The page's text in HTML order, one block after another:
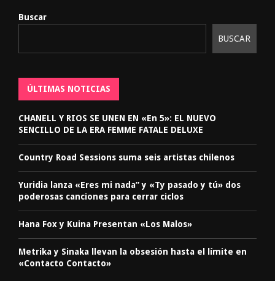
Buscar
BUSCAR
ÚLTIMAS NOTICIAS
CHANELL Y RIOS SE UNEN EN «En 5»: EL NUEVO
SENCILLO DE LA ERA FEMME FATALE DELUXE
Country Road Sessions suma seis artistas chilenos
Yuridia lanza «Eres mi nada” y «Ty pasado y tú» dos
poderosas canciones para cerrar ciclos
Hana Fox y Kuina Presentan «Los Malos»
Metrika y Sinaka llevan la obsesión hasta el límite en
«Contacto Contacto»